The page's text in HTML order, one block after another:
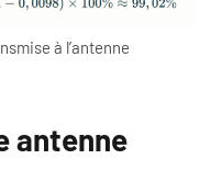
à l’antenne
antenne